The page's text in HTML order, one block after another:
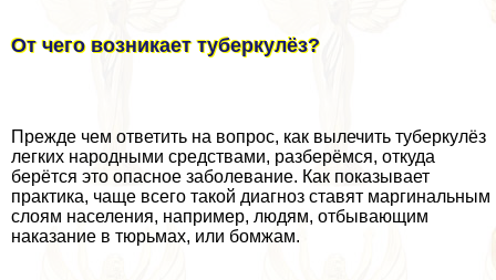
От чего возникает туберкулёз?
Прежде чем ответить на вопрос, как вылечить туберкулёз
легких народными средствами, разберёмся, откуда
берётся это опасное заболевание. Как показывает
пpaктика, чаще всего такой диагноз ставят маргинальным
слоям населения, например, людям, отбывающим
наказание в тюрьмах, или бoмжам.